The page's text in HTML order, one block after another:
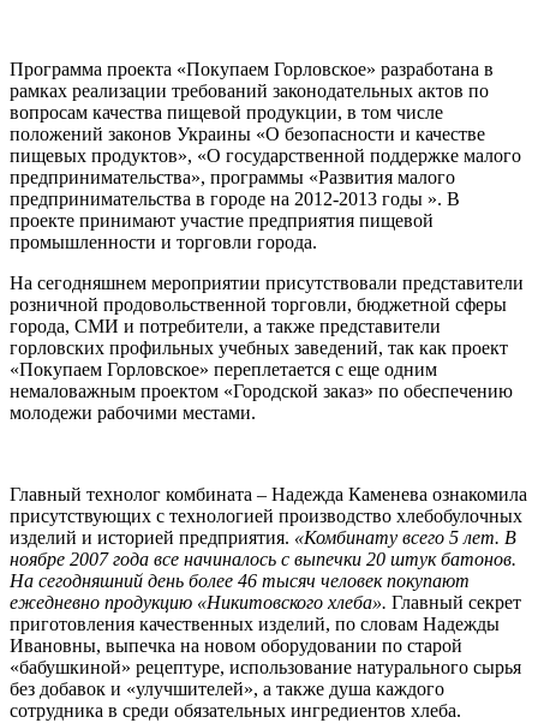
Программа проекта «Покупаем Горловское» разработана в
рамках реализации требований законодательных актов по
вопросам качества пищевой продукции, в том числе
положений законов Украины «О безопасности и качестве
пищевых продуктов», «О государственной поддержке малого
предпринимательства», программы «Развития малого
предпринимательства в городе на 2012-2013 годы ». В
проекте принимают участие предприятия пищевой
промышленности и торговли города.
На сегодняшнем мероприятии присутствовали представители
розничной продовольственной торговли, бюджетной сферы
города, СМИ и потребители, а также представители
горловских профильных учебных заведений, так как проект
«Покупаем Горловское» переплетается с еще одним
немаловажным проектом «Городской заказ» по обеспечению
молодежи рабочими местами.
Главный технолог комбината – Надежда Каменева ознакомила
присутствующих с технологией производство хлебобулочных
изделий и историей предприятия. «Комбинату всего 5 лет. В
ноябре 2007 года все начиналось с выпечки 20 штук батонов.
На сегодняшний день более 46 тысяч человек покупают
ежедневно продукцию «Никитовского хлеба». Главный секрет
приготовления качественных изделий, по словам Надежды
Ивановны, выпечка на новом оборудовании по старой
«бабушкиной» рецептуре, использование натурального сырья
без добавок и «улучшителей», а также душа каждого
сотрудника в среди обязательных ингредиентов хлеба.